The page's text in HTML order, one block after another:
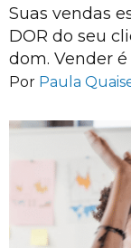
Suas vendas
DOR do seu
dom. Vender
Por Paula